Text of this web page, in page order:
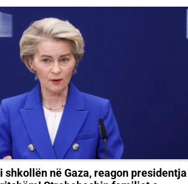
shkollën në Gaza, reagon presidentja